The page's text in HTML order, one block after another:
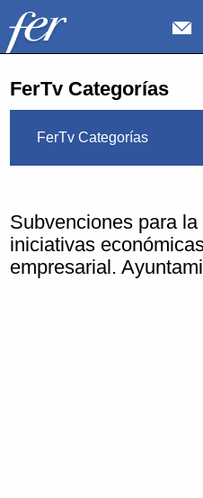
FerTv Categorías
FerTv Categorías
Subvenciones para
iniciativas
empresarial.